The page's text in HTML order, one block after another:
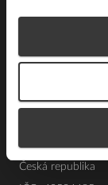
O nás
Plzeň 312 00
Česká republika